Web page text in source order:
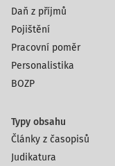
Daň z příjmů
Pojištění
Pracovní poměr
Personalistika
BOZP
Typy obsahu
Články z časopisů
Judikatura